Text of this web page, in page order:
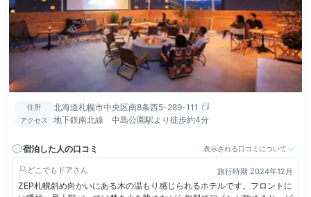
住所 北海道札幌市中央区南8条西5-289-111
アクセス 地下鉄南北線 中島公園駅より徒歩約4分
宿泊した人の口コミ 表示される口コミについて
どこでもドア 旅行時期 2024年12月
ZEP札幌斜め向かいにある木の温もり感じられるホテルです。フロントに